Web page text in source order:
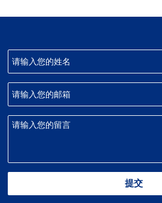
提交